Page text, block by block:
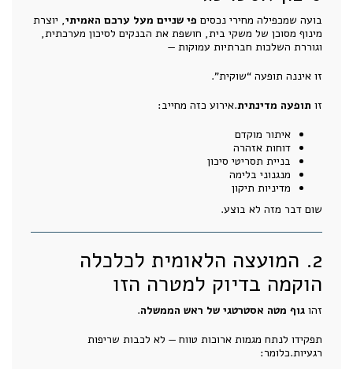
בועה שמכפילה מחירי נכסים פי שניים מעל ערכם האמיתי, יוצרת
מינוף מסוכן של משקי בית, חושפת את הבנקים לסיכון מערכתית,
וגוררת השלכות חברתיות עמוקות —
זו איננה תופעה “שוקית”.
זו תופעה מדינתית.אירוע כזה מחייב:
איתור מוקדם
דוחות אזהרה
בניית תסריטי סיכון
מנגנוני בלימה
מדיניות תיקון
שום דבר מזה לא בוצע.
2. המועצה הלאומית לכלכלה
הוקמה בדיוק למטרה הזו
זהו גוף מטה אסטרטגי של ראש הממשלה.
תפקידו לנתח מגמות ארוכות טווח — לא לכבות שריפות
רגעיות.כלומר: